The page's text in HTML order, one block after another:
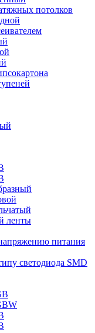
потолков
ленты
питания
светодиода SMD